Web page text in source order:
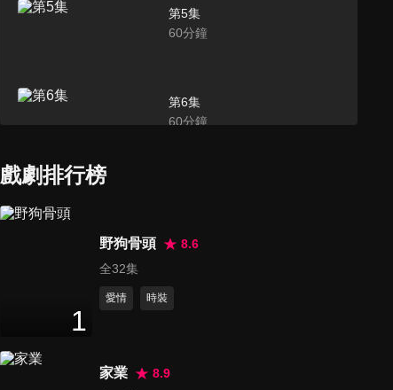
第5集
60分鐘
第6集
60分鐘
第9集
戲劇排行榜
1
野狗骨頭
8.6
全32集
愛情 時裝
家業
8.9